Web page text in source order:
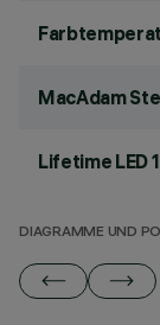
MacAdam
Lifetime LED 1
DIAGRAMME UND